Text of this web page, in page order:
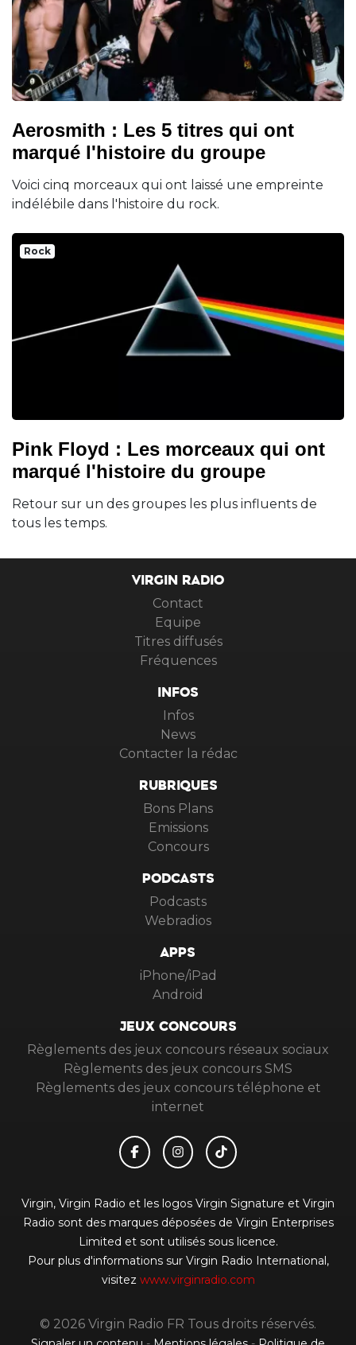
Aerosmith : Les 5 titres qui ont
marqué l'histoire du groupe
Voici cinq morceaux qui ont laissé une empreinte
indélébile dans l'histoire du rock.
Rock
Pink Floyd : Les morceaux qui ont
marqué l'histoire du groupe
Retour sur un des groupes les plus influents de
tous les temps.
VIRGIN RADIO
Contact
Equipe
Titres diffusés
Fréquences
INFOS
Infos
News
Contacter la rédac
RUBRIQUES
Bons Plans
Emissions
Concours
PODCASTS
Podcasts
Webradios
APPS
iPhone/iPad
Android
JEUX CONCOURS
Règlements des jeux concours réseaux sociaux
Règlements des jeux concours SMS
Règlements des jeux concours téléphone et
internet
Virgin, Virgin Radio et les logos Virgin Signature et Virgin
Radio sont des marques déposées de Virgin Enterprises
Limited et sont utilisés sous licence.
Pour plus d'informations sur Virgin Radio International,
visitez www.virginradio.com
© 2026 Virgin Radio FR Tous droits réservés.